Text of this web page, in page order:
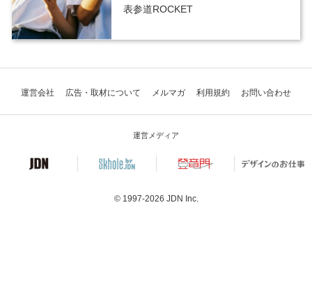
表参道ROCKET
運営会社 広告・取材について メルマガ 利用規約 お問い合わせ
運営メディア
© 1997-2026 JDN Inc.